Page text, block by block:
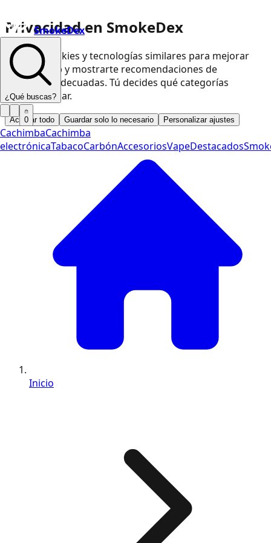
Privacidad en SmokeDex
Usamos cookies y tecnologías similares para mejorar
nuestra web y mostrarte recomendaciones de
productos adecuadas. Tú decides qué categorías
podemos usar.
Aceptar todo Guardar solo lo necesario Personalizar ajustes
SmokeDex
¿Qué buscas?
0
CachimbaCachimba
electrónicaTabacoCarbónAccesoriosVapeDestacados
Inicio